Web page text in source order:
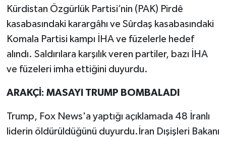
Kürdistan Özgürlük Partisi’nin (PAK) Pirdê
kasabasındaki karargâhı ve Sûrdaş kasabasındaki
Komala Partisi kampı İHA ve füzelerle hedef
alındı. Saldırılara karşılık veren partiler, bazı İHA
ve füzeleri imha ettiğini duyurdu.
ARAKÇİ: MASAYI TRUMP BOMBALADI
Trump, Fox News'a yaptığı açıklamada 48 İranlı
liderin öldürüldüğünü duyurdu.İran Dışişleri Bakanı